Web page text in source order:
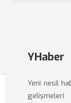
YHaber
Yeni nesil
gelişmeleri